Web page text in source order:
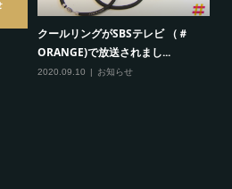
クールリングがSBSテレビ （＃
ORANGE)で放送されまし...
2020.09.10 お知らせ